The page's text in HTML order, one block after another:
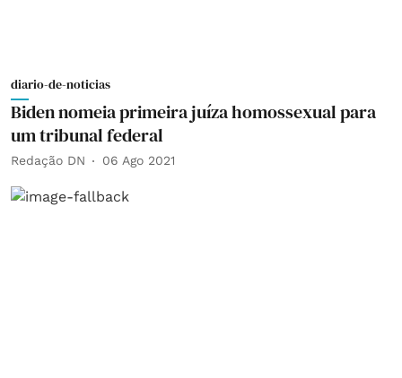
diario-de-noticias
Biden nomeia primeira juíza homossexual para
um tribunal federal
Redação DN 06 Ago 2021